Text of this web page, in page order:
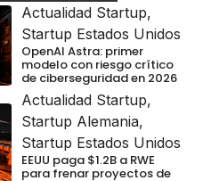
Actualidad Startup,
Startup Estados Unidos
OpenAI Astra: primer
modelo con riesgo crítico
de ciberseguridad en 2026
Actualidad Startup,
Startup Alemania,
Startup Estados Unidos
EEUU paga $1.2B a RWE
para frenar proyectos de